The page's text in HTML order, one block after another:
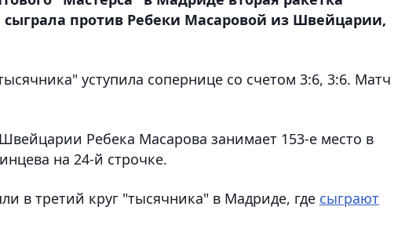
против Ребеки Масаровой из Швейцарии,
уступила сопернице со счетом 3:6, 3:6. Матч
Ребека Масарова занимает 153-е место в
на 24-й строчке.
в третий круг "тысячника" в Мадриде, где сыграют